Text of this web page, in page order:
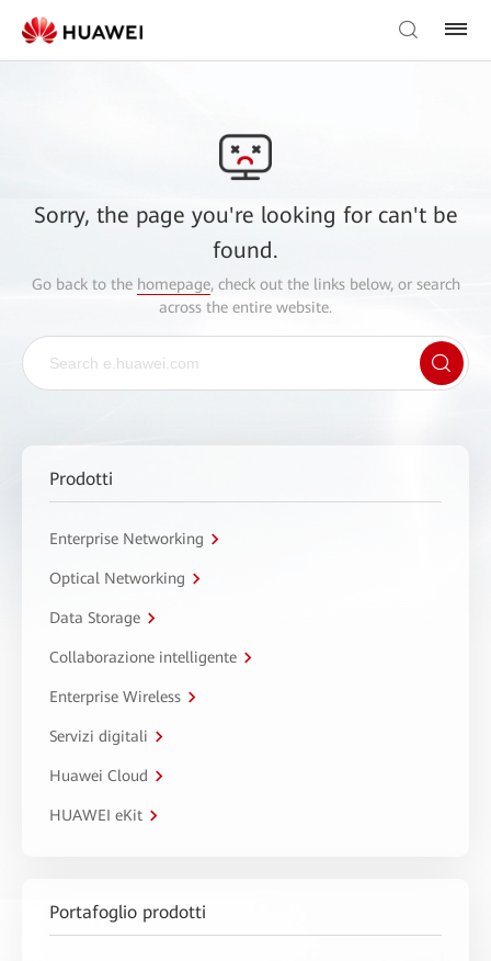
Sorry, the page you're looking for can't be
found.
Go back to the homepage, check out the links below, or search
across the entire website.
Prodotti
Enterprise Networking
Optical Networking
Data Storage
Collaborazione intelligente
Enterprise Wireless
Servizi digitali
Huawei Cloud
HUAWEI eKit
Portafoglio prodotti